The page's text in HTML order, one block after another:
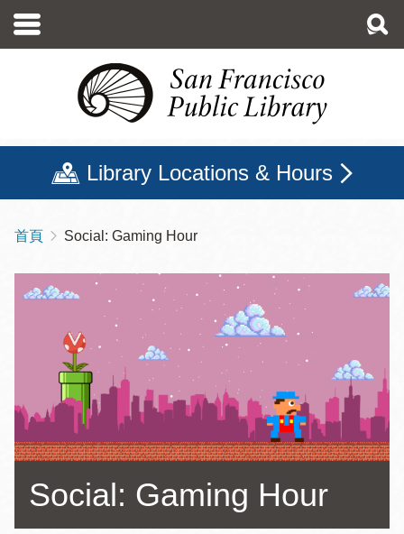
至
Library Locations & Hours
導
航
連
首頁 Social: Gaming Hour
Social: Gaming Hour